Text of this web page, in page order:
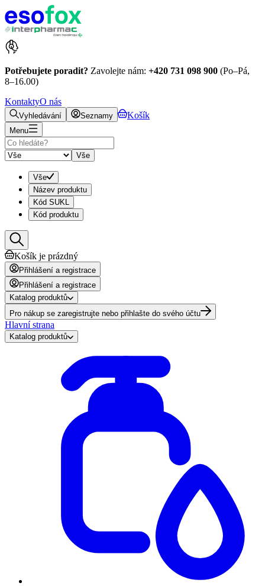
Potřebujete poradit? Zavolejte nám: +420 731 098 900 (Po–Pá,
8–16.00)
KontaktyO nás
Vyhledávání Seznamy Košík
Menu
Vše
Vše
Název produktu
Kód SUKL
Kód produktu
Košík je prázdný
Přihlášení a registrace
Přihlášení a registrace
Katalog produktů
Pro nákup se zaregistrujte nebo přihlašte do svého účtu
Hlavní strana
Katalog produktů